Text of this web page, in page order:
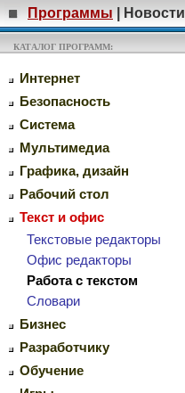
Программы Новости
КАТАЛОГ ПРОГРАММ:
Интернет
Безопасность
Система
Мультимедиа
Графика, дизайн
Рабочий стол
Текст и офис
Текстовые редакторы
Офис редакторы
Работа с текстом
Словари
Бизнес
Разработчику
Обучение